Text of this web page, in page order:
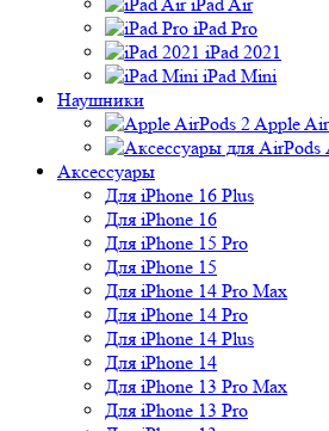
iPad Pro
iPad 2021
iPad Mini
Наушники
Apple
Аксессуары
Для iPhone 16 Plus
Для iPhone 16
Для iPhone 15 Pro
Для iPhone 15
Для iPhone 14 Pro Max
Для iPhone 14 Pro
Для iPhone 14 Plus
Для iPhone 14
Для iPhone 13 Pro Max
Для iPhone 13 Pro